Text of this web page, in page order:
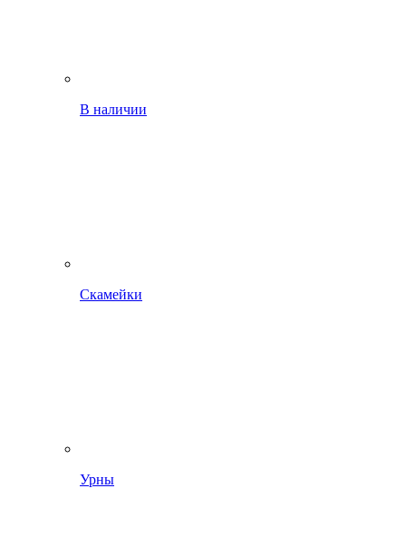
В наличии
Скамейки
Урны